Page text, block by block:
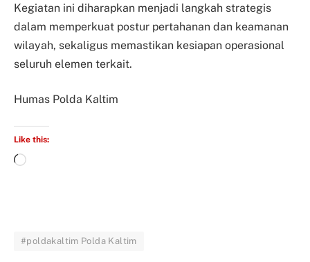
Kegiatan ini diharapkan menjadi langkah strategis
dalam memperkuat postur pertahanan dan keamanan
wilayah, sekaligus memastikan kesiapan operasional
seluruh elemen terkait.
Humas Polda Kaltim
Like this:
#poldakaltim Polda Kaltim